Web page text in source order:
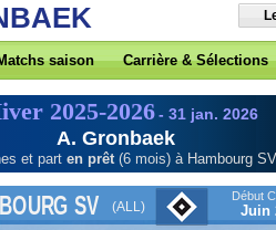
saison Carrière & Sélections
2025-2026- 31 jan. 2026
A. Gronbaek
et part en prêt(6 mois) à Hambourg
SV (ALL)
Début
Juin